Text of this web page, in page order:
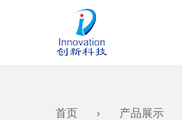
关于我们首页 › 产品展示